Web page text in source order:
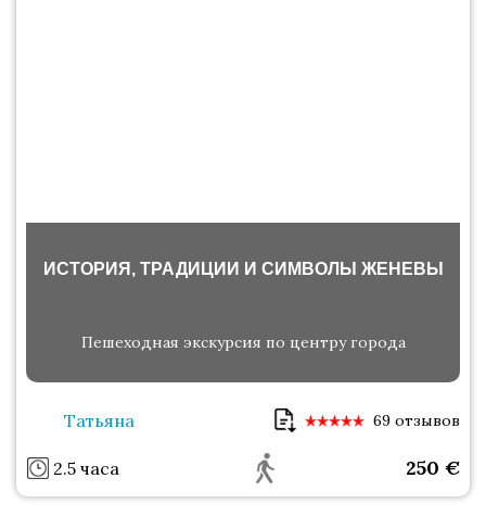
ИСТОРИЯ, ТРАДИЦИИ И СИМВОЛЫ ЖЕНЕВЫ
Пешеходная экскурсия по центру города
Татьяна 69 отзывов
2.5 часа 250 €